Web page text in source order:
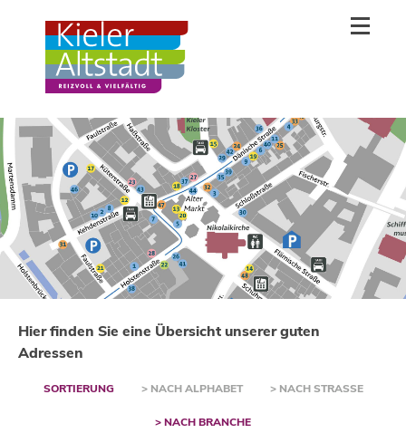
Hier finden Sie eine Übersicht unserer guten
Adressen
SORTIERUNG > NACH ALPHABET > NACH STRASSE
> NACH BRANCHE